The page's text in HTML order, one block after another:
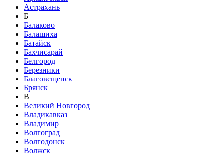
Астрахань
Б
Балаково
Балашиха
Батайск
Бахчисарай
Белгород
Березники
Благовещенск
Брянск
В
Великий Новгород
Владикавказ
Владимир
Волгоград
Волгодонск
Волжск